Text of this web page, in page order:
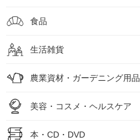
食品
生活雑貨
農業資材・ガーデニング用品
美容・コスメ・ヘルスケア
本・CD・DVD